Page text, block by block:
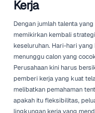
Misalnya, kios
mereka tanpa
kerja karyawan
Sementara itu,
inventaris,
yang tepat secara
Secara kritis,